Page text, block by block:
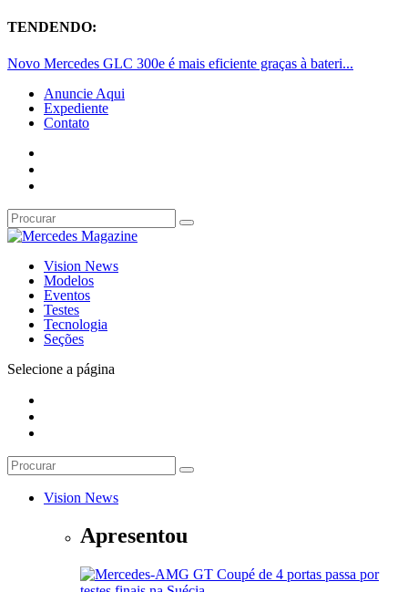
TENDENDO:
Novo Mercedes GLC 300e é mais eficiente graças à bateri...
Anuncie Aqui
Expediente
Contato
Vision News
Modelos
Eventos
Testes
Tecnologia
Seções
Selecione a página
Vision News
Apresentou